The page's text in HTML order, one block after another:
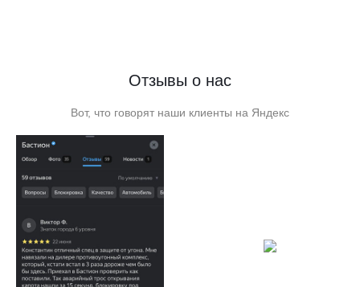
Отзывы о нас
Вот, что говорят наши клиенты на Яндекс